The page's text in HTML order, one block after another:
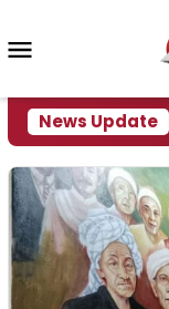
konten
News Update
Air